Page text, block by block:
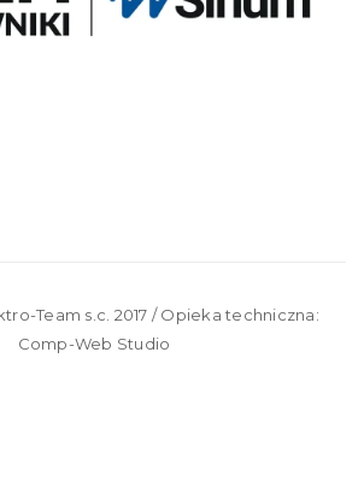
Team s.c. 2017 / Opieka techniczna:
Comp-Web Studio